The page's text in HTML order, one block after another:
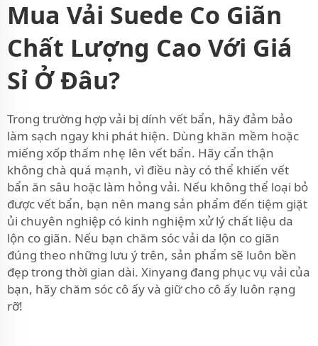
Mua Vải Suede Co Giãn
Chất Lượng Cao Với Giá
Sỉ Ở Đâu?
Trong trường hợp vải bị dính vết bẩn, hãy đảm bảo
làm sạch ngay khi phát hiện. Dùng khăn mềm hoặc
miếng xốp thấm nhẹ lên vết bẩn. Hãy cẩn thận
không chà quá mạnh, vì điều này có thể khiến vết
bẩn ăn sâu hoặc làm hỏng vải. Nếu không thể loại bỏ
được vết bẩn, bạn nên mang sản phẩm đến tiệm giặt
ủi chuyên nghiệp có kinh nghiệm xử lý chất liệu da
lộn co giãn. Nếu bạn chăm sóc vải da lộn co giãn
đúng theo những lưu ý trên, sản phẩm sẽ luôn bền
đẹp trong thời gian dài. Xinyang đang phục vụ vải của
bạn, hãy chăm sóc cô ấy và giữ cho cô ấy luôn rạng
rỡ!